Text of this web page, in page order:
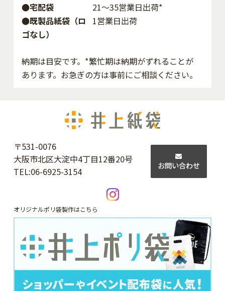
●宅配袋
21～35営業日出荷*
●既製品紙袋（ロ
ゴなし）
1営業日出荷
納期は目安です。*繁忙期は納期がずれることが
あります。お急ぎの方は事前にご相談ください。
〒531-0076
大阪市北区大淀中4丁目12番20号
TEL:06-6925-3154
お問い合わせ
オリジナルポリ袋製作はこちら